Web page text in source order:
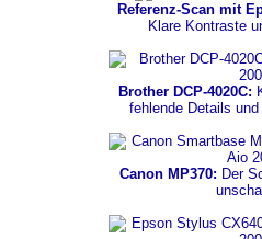
Referenz-Scan mit
Klare Kontraste
Brother DCP-4020C:
fehlende Details
Canon MP370: Der